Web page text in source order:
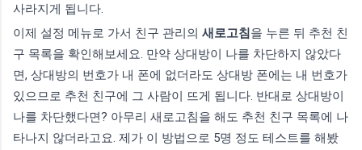
사라지게 됩니다.
이제 설정 메뉴로 가서 친구 관리의 새로고침을 누른 뒤 추천 친
구 목록을 확인해보세요. 만약 상대방이 나를 차단하지 않았다
면, 상대방의 번호가 내 폰에 없더라도 상대방 폰에는 내 번호가
있으므로 추천 친구에 그 사람이 뜨게 됩니다. 반대로 상대방이
나를 차단했다면? 아무리 새로고침을 해도 추천 친구 목록에 나
타나지 않더라고요. 제가 이 방법으로 5명 정도 테스트를 해봤